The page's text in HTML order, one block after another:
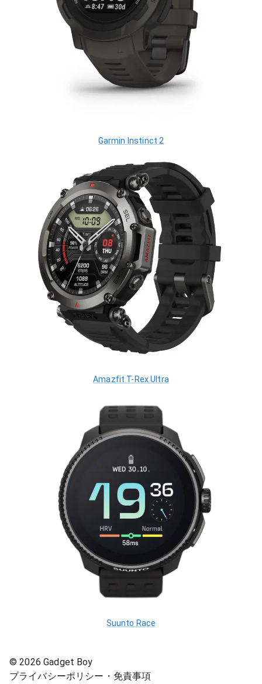
Garmin Instinct 2
Amazfit T-Rex Ultra
Suunto Race
©2026 Gadget Boy
プライバシーポリシー・免責事項